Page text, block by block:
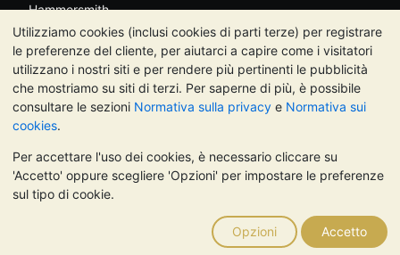
Utilizziamo cookies (inclusi cookies di parti terze) per registrare
le preferenze del cliente, per aiutarci a capire come i visitatori
utilizzano i nostri siti e per rendere più pertinenti le pubblicità
che mostriamo su siti di terzi. Per saperne di più, è possibile
consultare le sezioni Normativa sulla privacy e Normativa sui
cookies.
Per accettare l'uso dei cookies, è necessario cliccare su
'Accetto' oppure scegliere 'Opzioni' per impostare le preferenze
sul tipo di cookie.
Opzioni Accetto
Hammersmith
Londra
W6 8DA
Regno Unito
TrustScore 4.7 | 488 recensioni
NOTA BENE: Il valore dei metalli preziosi può diminuire o
aumentare, e i trend storici non sono predittori dell'andamento
futuro. Nulla di quanto contenuto nei siti web di BullionVault o
nelle sue comunicazioni costituisce una consulenza sugli
investimenti. Si consiglia di rivolgersi a un professionista per